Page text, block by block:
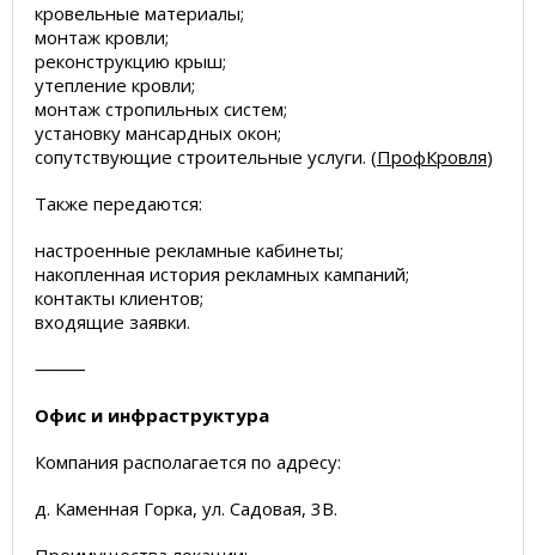
кровельные материалы;
монтаж кровли;
реконструкцию крыш;
утепление кровли;
монтаж стропильных систем;
установку мансардных окон;
сопутствующие строительные услуги. (ПрофКровля)
Также передаются:
настроенные рекламные кабинеты;
накопленная история рекламных кампаний;
контакты клиентов;
входящие заявки.
⸻
Офис и инфраструктура
Компания располагается по адресу:
д. Каменная Горка, ул. Садовая, 3В.